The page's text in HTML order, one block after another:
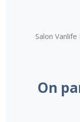
Salon
On